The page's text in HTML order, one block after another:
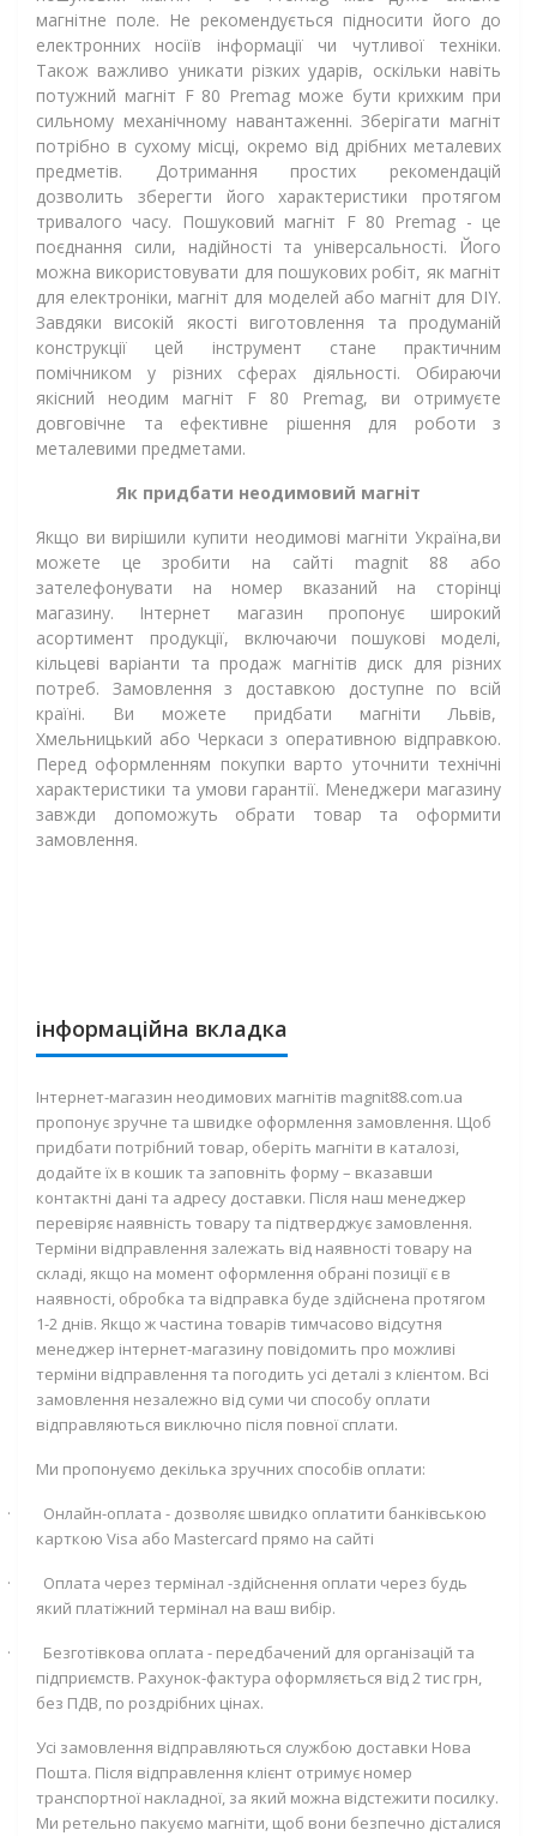
магнітне поле. Не рекомендується підносити його до
електронних носіїв інформації чи чутливої техніки.
Також важливо уникати різких ударів, оскільки навіть
потужний магніт F 80 Premag може бути крихким при
сильному механічному навантаженні. Зберігати магніт
потрібно в сухому місці, окремо від дрібних металевих
предметів. Дотримання простих рекомендацій
дозволить зберегти його характеристики протягом
тривалого часу. Пошуковий магніт F 80 Premag - це
поєднання сили, надійності та універсальності. Його
можна використовувати для пошукових робіт, як магніт
для електроніки, магніт для моделей або магніт для DIY.
Завдяки високій якості виготовлення та продуманій
конструкції цей інструмент стане практичним
помічником у різних сферах діяльності. Обираючи
якісний неодим магніт F 80 Premag, ви отримуєте
довговічне та ефективне рішення для роботи з
металевими предметами.
Як придбати неодимовий магніт
Якщо ви вирішили купити неодимові магніти Україна,ви
можете це зробити на сайті magnit88 або
зателефонувати на номер вказаний на сторінці
магазину. Інтернет магазин пропонує широкий
асортимент продукції, включаючи пошукові моделі,
кільцеві варіанти та продаж магнітів диск для різних
потреб. Замовлення з доставкою доступне по всій
країні. Ви можете придбати магніти Львів,
Хмельницький або Черкаси з оперативною відправкою.
Перед оформленням покупки варто уточнити технічні
характеристики та умови гарантії. Менеджери магазину
завжди допоможуть обрати товар та оформити
замовлення.
інформаційна вкладка
Інтернет-магазин неодимових магнітів magnit88.com.ua
пропонує зручне та швидке оформлення замовлення. Щоб
придбати потрібний товар, оберіть магніти в каталозі,
додайте їх в кошик та заповніть форму – вказавши
контактні дані та адресу доставки. Після наш менеджер
перевіряє наявність товару та підтверджує замовлення.
Терміни відправлення залежать від наявності товару на
складі, якщо на момент оформлення обрані позиції є в
наявності, обробка та відправка буде здійснена протягом
1-2 днів. Якщо ж частина товарів тимчасово відсутня
менеджер інтернет-магазину повідомить про можливі
терміни відправлення та погодить усі деталі з клієнтом. Всі
замовлення незалежно від суми чи способу оплати
відправляються виключно після повної сплати.
Ми пропонуємо декілька зручних способів оплати:
·
Онлайн-оплата - дозволяє швидко оплатити банківською
карткою Visa або Mastercard прямо на сайті
·
Оплата через термінал -здійснення оплати через будь
який платіжний термінал на ваш вибір.
·
Безготівкова оплата - передбачений для організацій та
підприємств. Рахунок-фактура оформляється від 2 тис грн,
без ПДВ, по роздрібних цінах.
Усі замовлення відправляються службою доставки Нова
Пошта. Після відправлення клієнт отримує номер
транспортної накладної, за який можна відстежити посилку.
Ми ретельно пакуємо магніти, щоб вони безпечно дісталися